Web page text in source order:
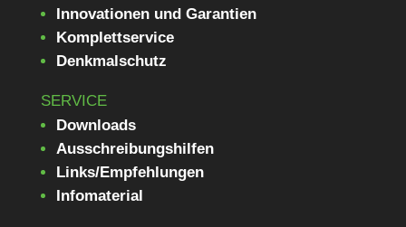
Innovationen und Garantien
Komplettservice
Denkmalschutz
SERVICE
Downloads
Ausschreibungshilfen
Links/Empfehlungen
Infomaterial